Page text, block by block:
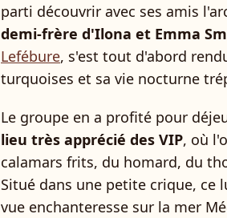
parti découvrir avec ses amis
demi-frère d'Ilona et Emma
Lefébure, s'est tout d'abord
turquoises et sa vie nocturne
Le groupe en a profité pour
lieu très apprécié des VIP, où
calamars frits, du homard, du
Situé dans une petite crique, ce
vue enchanteresse sur la mer